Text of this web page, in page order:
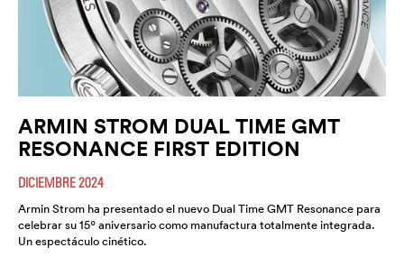
ARMIN STROM DUAL TIME GMT
RESONANCE FIRST EDITION
DICIEMBRE 2024
Armin Strom ha presentado el nuevo Dual Time GMT Resonance para
celebrar su 15º aniversario como manufactura totalmente integrada.
Un espectáculo cinético.